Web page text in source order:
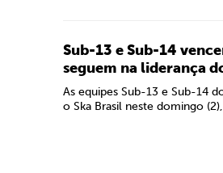
Sub-13 e Sub-14
seguem na liderança
As equipes Sub-13 e Sub-14
o Ska Brasil neste domingo